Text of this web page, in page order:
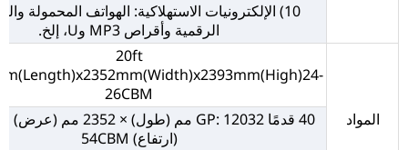
10) الإلكترونيات الاستهلاكية: الهواتف المحمولة
الرقمية وأقراص MP3 وU، إلخ.
المواد
20ft
26CBM
(ارتفاع) 54CBM